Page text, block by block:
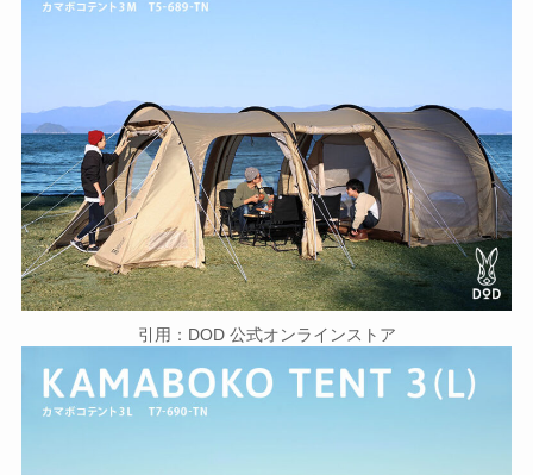
引用：DOD 公式オンラインストア